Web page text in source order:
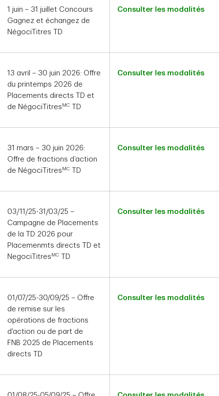
1 juin – 31 juillet Concours
Gagnez et échangez de
NégociTitres TD
Consulter les modalités
13 avril – 30 juin 2026: Offre
du printemps 2026 de
Placements directs TD et
de NégociTitres MC TD
Consulter les modalités
31 mars – 30 juin 2026:
Offre de fractions d’action
de NégociTitres MC TD
Consulter les modalités
03/11/25-31/03/25 –
Campagne de Placements
de la TD 2026 pour
Placemenmts directs TD et
NegociTitres MC TD
Consulter les modalités
01/07/25-30/09/25 – Offre
de remise sur les
opérations de fractions
d'action ou de part de
FNB 2025 de Placements
directs TD
Consulter les modalités